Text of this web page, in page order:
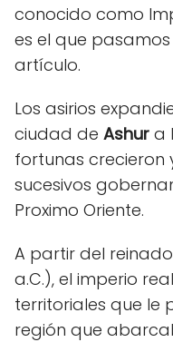
conocido como
es el que
artículo.
Los asirios
ciudad de Ashur a
fortunas crecieron
sucesivos
Proximo Oriente.
A partir del reinado
a.C.), el imperio
territoriales que le
región que